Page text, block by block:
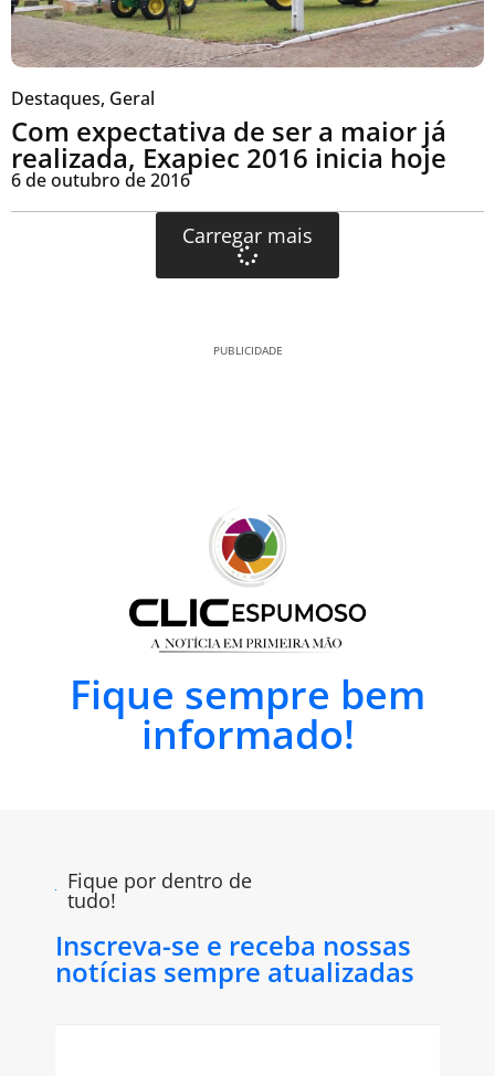
Destaques, Geral
Com expectativa de ser a maior já
realizada, Exapiec 2016 inicia hoje
6 de outubro de 2016
Carregar mais
PUBLICIDADE
Fique sempre bem
informado!
Fique por dentro de
tudo!
Inscreva-se e receba nossas
notícias sempre atualizadas